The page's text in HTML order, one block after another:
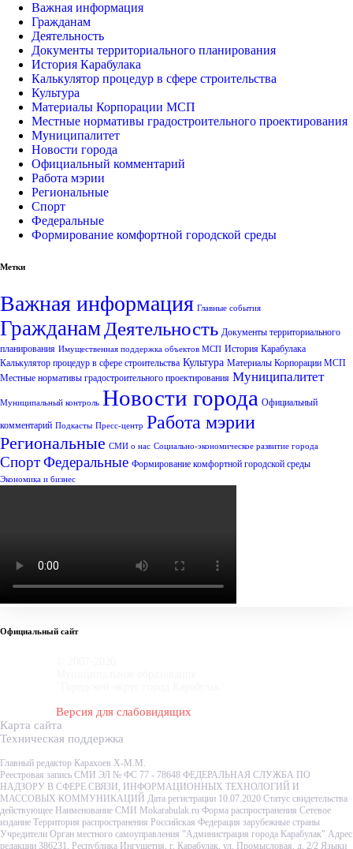
Важная информация
Гражданам
Деятельность
Документы территориального планирования
История Карабулака
Калькулятор процедур в сфере строительства
Культура
Материалы Корпорации МСП
Местные нормативы градостроительного проектирования
Муниципалитет
Новости города
Официальный комментарий
Работа мэрии
Региональные
Спорт
Федеральные
Формирование комфортной городской среды
Метки
Важная информация Главные события
Гражданам Деятельность Документы территориального
планирования Имущественная поддержка объектов МСП История Карабулака
Калькулятор процедур в сфере строительства Культура Материалы Корпорации МСП
Местные нормативы градостроительного проектирования Муниципалитет
Муниципальный контроль Новости города Официальный
комментарий Подкасты Пресс-центр Работа мэрии
Региональные СМИ о нас Социально-экономическое развитие города
СпортФедеральные Формирование комфортной городской среды
Экономика и бизнес
Официальный сайт
Версия для слабовидящих
Карта сайта
Техническая поддержка
Главный редактор Карахоев Х-М.М.
Реестровая запись СМИ ЭЛ № ФС 77 - 78648 ФЕДЕРАЛЬНАЯ СЛУЖБА ПО
НАДЗОРУ В СФЕРЕ СВЯЗИ, ИНФОРМАЦИОННЫХ ТЕХНОЛОГИЙ И
МАССОВЫХ КОММУНИКАЦИЙ Дата регистрации 10.07.2020 Статус свидетельства
действующее Наименование СМИ Mokarabulak.ru Форма распространения Сетевое
издание Территория распространения Российская Федерация зарубежные страны
Учредители Орган местного самоуправления "Администрация города Карабулак" Адрес
редакции 386231, Республика Ингушетия, г. Карабулак, ул. Промысловая, д. 2/2 Языки